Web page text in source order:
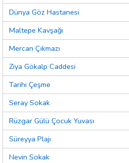
Dünya Göz Hastanesi
Maltepe Kavşağı
Mercan Çıkmazı
Ziya Gökalp Caddesi
Tarihi Çeşme
Seray Sokak
Rüzgar Gülü Çocuk Yuvası
Süreyya Plajı
Nevin Sokak